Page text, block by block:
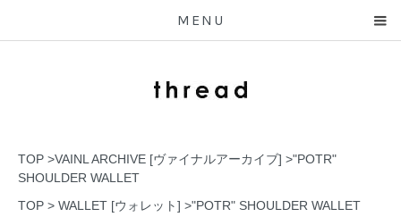
MENU
TOP >VAINL ARCHIVE [ヴァイナルアーカイブ] >"POTR"
SHOULDER WALLET
TOP > WALLET [ウォレット] >"POTR" SHOULDER WALLET